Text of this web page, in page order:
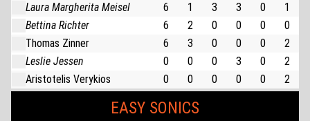
Laura Margherita Meisel
6 1 3 3 0
1
Bettina Richter
6 2 0 0 0
0
Thomas Zinner
6 3 0 0 0
2
Leslie Jessen
0 0 0 3 0
2
Aristotelis Verykios
0 0 0 0 0 2
EASY SONICS